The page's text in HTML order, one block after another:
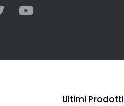
Ultimi Prodotti